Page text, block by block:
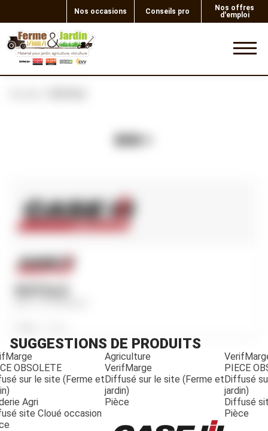
Nos occasions Conseils pro
Nos offres
d'emploi
SUGGESTIONS DE PRODUITS
OBSOLETE
sur le site (Ferme et
Agri
site Cloué occasion
Agriculture
VerifMarge
Diffusé sur le site (Ferme et
jardin)
Pièce
PIECE
Diffusé
jardin)
Diffusé
Pièce